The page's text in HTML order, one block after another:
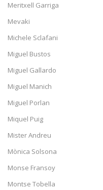
Meritxell Garriga
Mevaki
Michele Sclafani
Miguel Bustos
Miguel Gallardo
Miguel Manich
Miguel Porlan
Miquel Puig
Mister Andreu
Mònica Solsona
Monse Fransoy
Montse Tobella